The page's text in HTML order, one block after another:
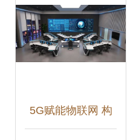
5G赋能物联网 构